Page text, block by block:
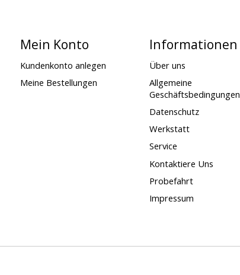
Mein Konto
Kundenkonto anlegen
Meine Bestellungen
Informationen
Über uns
Allgemeine
Geschäftsbedingungen
Datenschutz
Werkstatt
Service
Kontaktiere Uns
Probefahrt
Impressum